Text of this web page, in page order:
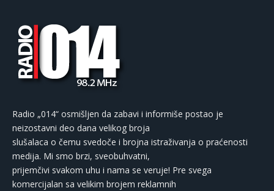
Radio „014“ osmišljen da zabavi i informiše postao je
neizostavni deo dana velikog broja
slušalaca o čemu svedoče i brojna istraživanja o praćenosti
medija. Mi smo brzi, sveobuhvatni,
prijemčivi svakom uhu i nama se veruje! Pre svega
komercijalan sa velikim brojem reklamnih